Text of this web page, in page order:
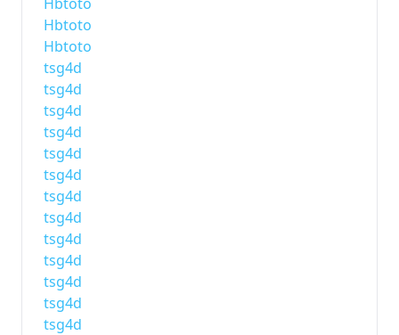
Hbtoto
Hbtoto
tsg4d
tsg4d
tsg4d
tsg4d
tsg4d
tsg4d
tsg4d
tsg4d
tsg4d
tsg4d
tsg4d
tsg4d
tsg4d